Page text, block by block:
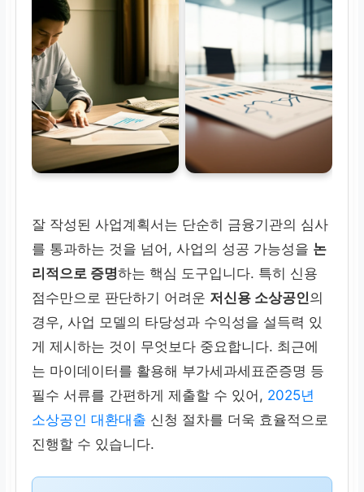
잘 작성된 사업계획서는 단순히 금융기관의 심사
를 통과하는 것을 넘어, 사업의 성공 가능성을 논
리적으로 증명하는 핵심 도구입니다. 특히 신용
점수만으로 판단하기 어려운 저신용 소상공인의
경우, 사업 모델의 타당성과 수익성을 설득력 있
게 제시하는 것이 무엇보다 중요합니다. 최근에
는 마이데이터를 활용해 부가세과세표준증명 등
필수 서류를 간편하게 제출할 수 있어, 2025년
소상공인 대환대출 신청 절차를 더욱 효율적으로
진행할 수 있습니다.